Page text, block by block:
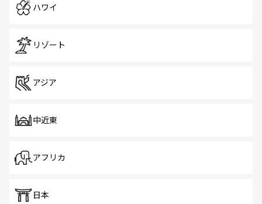
ハワイ
リゾート
アジア
中近東
アフリカ
日本